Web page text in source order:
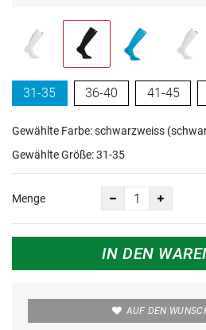
31-35 36-40 41-45
Gewählte Farbe: schwarzweiss
Gewählte Größe:31-35
Menge
IN DEN
AUF DEN